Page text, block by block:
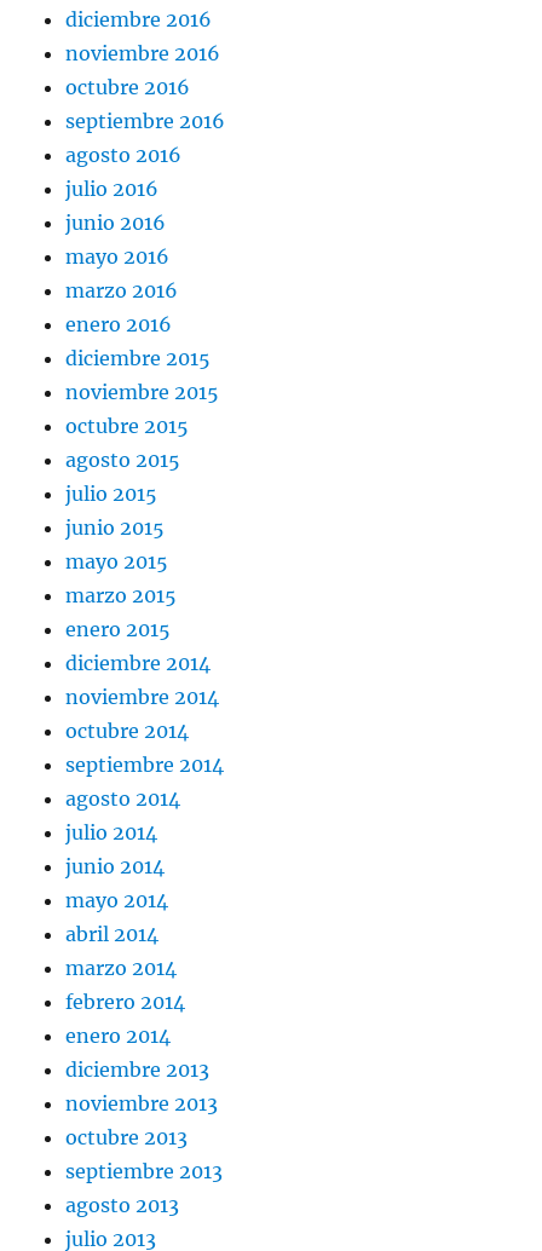
diciembre 2016
noviembre 2016
octubre 2016
septiembre 2016
agosto 2016
julio 2016
junio 2016
mayo 2016
marzo 2016
enero 2016
diciembre 2015
noviembre 2015
octubre 2015
agosto 2015
julio 2015
junio 2015
mayo 2015
marzo 2015
enero 2015
diciembre 2014
noviembre 2014
octubre 2014
septiembre 2014
agosto 2014
julio 2014
junio 2014
mayo 2014
abril 2014
marzo 2014
febrero 2014
enero 2014
diciembre 2013
noviembre 2013
octubre 2013
septiembre 2013
agosto 2013
julio 2013